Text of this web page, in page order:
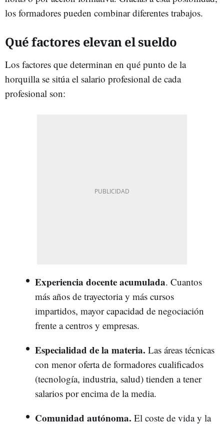
los formadores pueden combinar diferentes trabajos.
Qué factores elevan el sueldo
Los factores que determinan en qué punto de la
horquilla se sitúa el salario profesional de cada
profesional son:
Experiencia docente acumulada. Cuantos
más años de trayectoria y más cursos
impartidos, mayor capacidad de negociación
frente a centros y empresas.
Especialidad de la materia. Las áreas técnicas
con menor oferta de formadores cualificados
(tecnología, industria, salud) tienden a tener
salarios por encima de la media.
Comunidad autónoma. El coste de vida y la